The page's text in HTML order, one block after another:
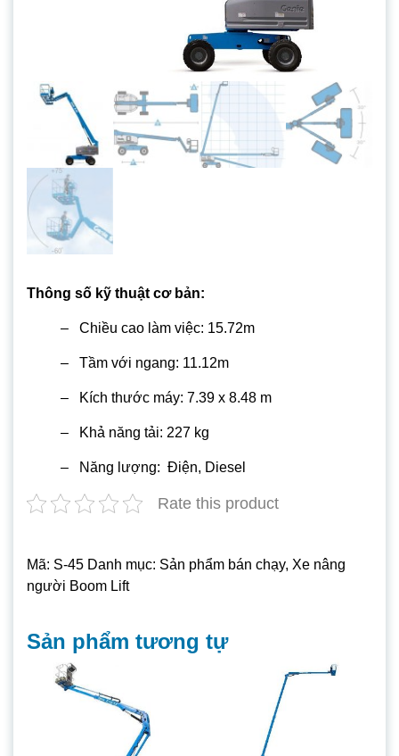
Thông số kỹ thuật cơ bản:
– Chiều cao làm việc: 15.72m
– Tầm với ngang: 11.12m
– Kích thước máy: 7.39 x 8.48 m
– Khả năng tải: 227 kg
– Năng lượng: Điện, Diesel
Rate this product
Mã: S-45 Danh mục: Sản phẩm bán chạy, Xe nâng
người Boom Lift
Sản phẩm tương tự